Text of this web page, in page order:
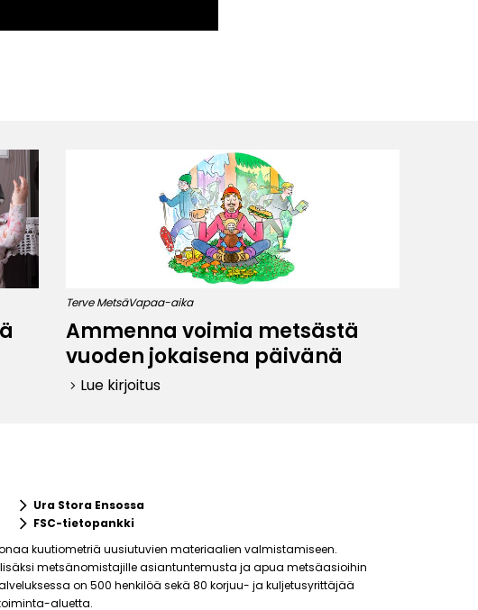
Terve MetsäVapaa-aika
Ammenna voimia metsästä
vuoden jokaisena päivänä
keyboard_arrow_right Lue kirjoitus
keyboard_arrow_rightUra Stora Ensossa
keyboard_arrow_rightFSC-tietopankki
kuutiometriä uusiutuvien materiaalien valmistamiseen.
metsänomistajille asiantuntemusta ja apua metsäasioihin
on 500 henkilöä sekä 80 korjuu- ja kuljetusyrittäjää
aluetta.